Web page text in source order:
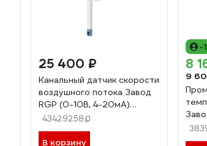
25 400 ₽
Канальный датчик скорости
воздушного потока Завод
RGP (0-10В, 4-20мА)
LFS10-VI1N
43429258
В корзину
-
8
9
03-